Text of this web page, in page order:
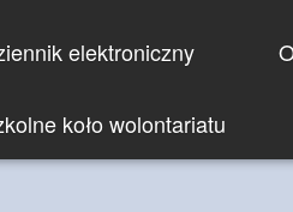
elektroniczny
koło wolontariatu